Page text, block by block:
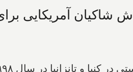
شاکیان آمریکایی